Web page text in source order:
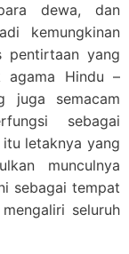
dewa, dan
kemungkinan
pentirtaan yang
agama Hindu –
juga semacam
sebagai
letaknya yang
munculnya
sebagai tempat
seluruh